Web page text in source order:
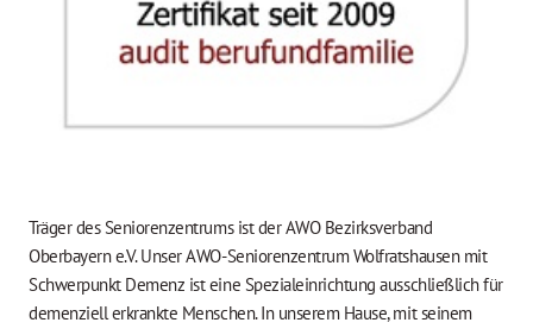
Träger des Seniorenzentrums ist der AWO Bezirksverband
Oberbayern e.V. Unser AWO-Seniorenzentrum Wolfratshausen mit
Schwerpunkt Demenz ist eine Spezialeinrichtung ausschließlich für
demenziell erkrankte Menschen. In unserem Hause, mit seinem